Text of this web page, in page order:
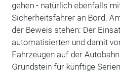
gehen - natürlich ebenfalls
Sicherheitsfahrer an Bord.
der Beweis stehen: Der
automatisierten und damit
Fahrzeugen auf der
Grundstein für künftige